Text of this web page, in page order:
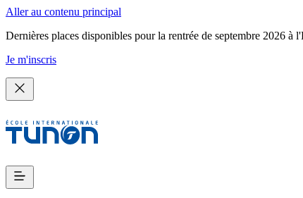
Aller au contenu principal
Dernières places disponibles pour la rentrée de septembre 2026 à
Je m'inscris